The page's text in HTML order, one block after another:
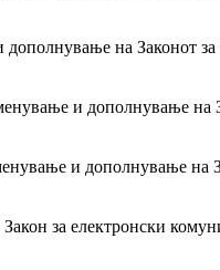
на Законот
и дополнување на
и дополнување на
Закон за електронски